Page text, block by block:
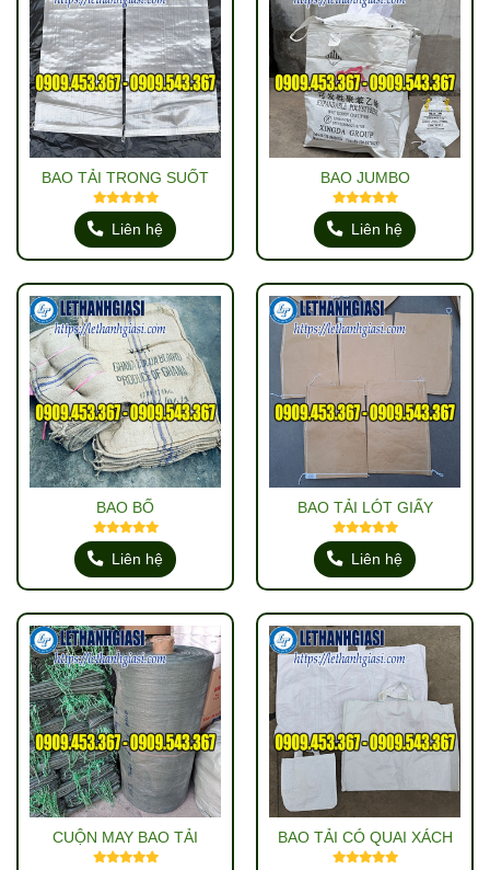
BAO TẢI TRONG SUỐT
Liên hệ
BAO JUMBO
Liên hệ
BAO BỐ
Liên hệ
BAO TẢI LÓT GIẤY
Liên hệ
CUỘN MAY BAO TẢI BAO TẢI CÓ QUAI XÁCH